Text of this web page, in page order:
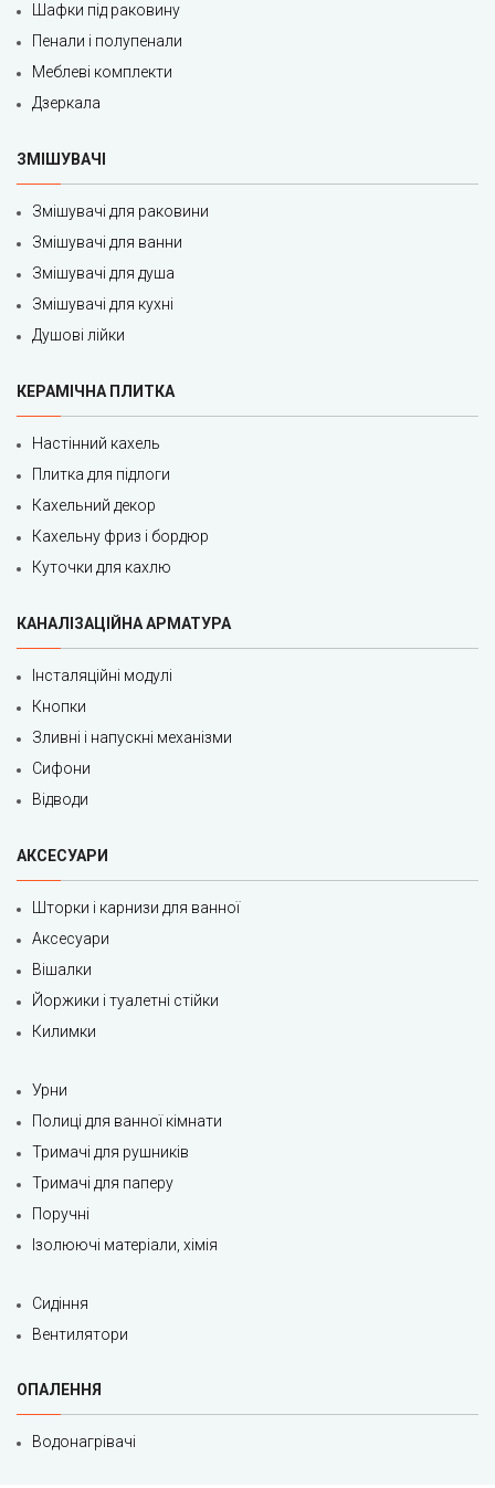
Шафки під раковину
Пенали і полупенали
Меблеві комплекти
Дзеркала
ЗМІШУВАЧІ
Змішувачі для раковини
Змішувачі для ванни
Змішувачі для душа
Змішувачі для кухні
Душові лійки
КЕРАМІЧНА ПЛИТКА
Настінний кахель
Плитка для підлоги
Кахельний декор
Кахельну фриз і бордюр
Куточки для кахлю
КАНАЛІЗАЦІЙНА АРМАТУРА
Інсталяційні модулі
Кнопки
Зливні і напускні механізми
Сифони
Відводи
АКСЕСУАРИ
Шторки і карнизи для ванної
Аксесуари
Вішалки
Йоржики і туалетні стійки
Килимки
Урни
Полиці для ванної кімнати
Тримачі для рушників
Тримачі для паперу
Поручні
Ізолюючі матеріали, хімія
Сидіння
Вентилятори
ОПАЛЕННЯ
Водонагрівачі